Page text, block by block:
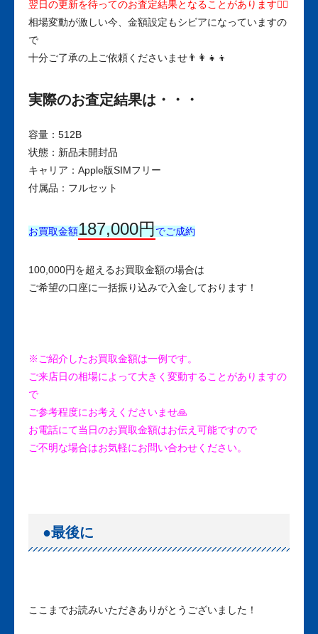
翌日の更新を待ってのお査定結果となることがあります🙇‍♀️
相場変動が激しい今、金額設定もシビアになっていますの
で
十分ご了承の上ご依頼くださいませ👨‍👩‍👧‍👦
実際のお査定結果は・・・
容量：512B
状態：新品未開封品
キャリア：Apple版SIMフリー
付属品：フルセット
お買取金額187,000円でご成約
100,000円を超えるお買取金額の場合は
ご希望の口座に一括振り込みで入金しております！
※ご紹介したお買取金額は一例です。
ご来店日の相場によって大きく変動することがありますの
で
ご参考程度にお考えくださいませ🙏
お電話にて当日のお買取金額はお伝え可能ですので
ご不明な場合はお気軽にお問い合わせください。
●最後に
ここまでお読みいただきありがとうございました！